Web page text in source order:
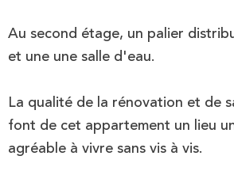
Au second étage, un palier
et une une salle d'eau.
La qualité de la rénovation et de
font de cet appartement un lieu
agréable à vivre sans vis à vis.